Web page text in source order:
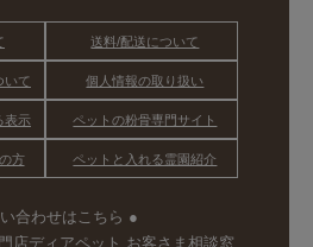
送料/配送について
いて 個人情報の取り扱い
表示 ペットの粉骨専門サイト
方 ペットと入れる霊園紹介
合わせはこちら ●
店ディアペット お客さま相談窓